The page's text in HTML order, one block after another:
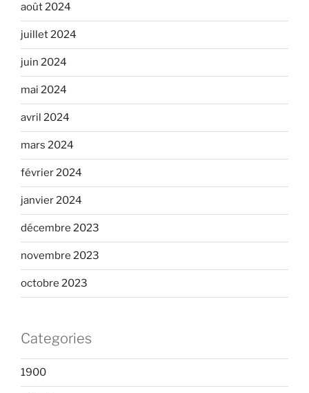
août 2024
juillet 2024
juin 2024
mai 2024
avril 2024
mars 2024
février 2024
janvier 2024
décembre 2023
novembre 2023
octobre 2023
Categories
1900